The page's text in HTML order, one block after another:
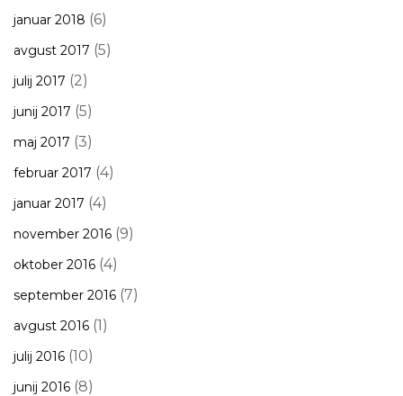
januar 2018 (6)
avgust 2017 (5)
julij 2017 (2)
junij 2017 (5)
maj 2017 (3)
februar 2017 (4)
januar 2017 (4)
november 2016 (9)
oktober 2016 (4)
september 2016 (7)
avgust 2016 (1)
julij 2016 (10)
junij 2016 (8)